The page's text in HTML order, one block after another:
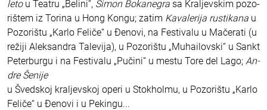
le­to u Te­a­tru „Be­li­ni“, Si­mon Bo­ka­ne­gra sa Kra­ljev­skim po­zo­
ri­štem iz To­ri­na u Hong Kon­gu; za­tim Ka­va­le­ri­ja ru­sti­ka­na u
Po­zo­ri­štu „Kar­lo Fe­li­če“ u Đe­no­vi, na Fe­sti­va­lu u Ma­če­ra­ti (u
re­ži­ji Alek­san­dra Ta­le­vi­ja), u Po­zo­ri­štu „Mu­ha­i­lov­ski“ u Sankt
Pe­ter­bur­gu i na Fe­sti­va­lu „Pu­či­ni“ u me­stu To­re del La­go; An­
dre Še­ni­je
u Šved­skoj kra­ljev­skoj ope­ri u Stok­hol­mu, u Po­zo­ri­štu „Kar­lo
Fe­li­če“ u Đe­no­vi i u Pe­kin­gu...